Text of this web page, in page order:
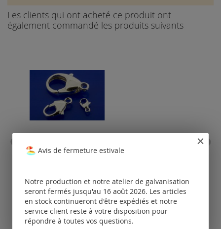
Les clients qui ont acheté ce produit ont
également commandé les produits suivants
fermoir à mousqueton
avec anneau de fixation
Tarifs
disponibles
uniquement
pour les clients
enregistrés.
Avis de fermeture estivale
Notre production et notre atelier de galvanisation
seront fermés jusqu'au 16 août 2026. Les articles
en stock continueront d'être expédiés et notre
service client reste à votre disposition pour
répondre à toutes vos questions.